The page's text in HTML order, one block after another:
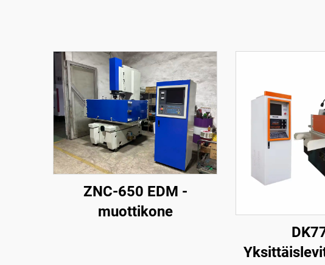
ZNC-650 EDM -
muottikone